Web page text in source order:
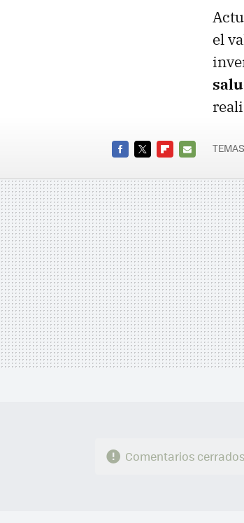
el
MAIL
TEMAS
Comentarios cerrados